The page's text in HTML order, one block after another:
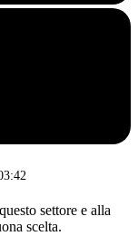
settore e alla
scelta.